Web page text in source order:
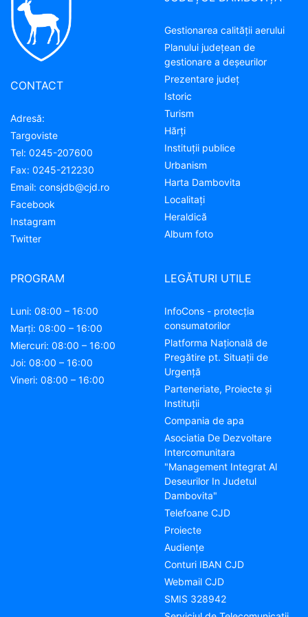
CONTACT
Adresă:
Targoviste
Tel: 0245-207600
Fax: 0245-212230
Email: consjdb@cjd.ro
Facebook
Instagram
Twitter
Gestionarea calității aerului
Planului județean de
gestionare a deșeurilor
Prezentare judeţ
Istoric
Turism
Hărţi
Instituţii publice
Urbanism
Harta Dambovita
Localitaţi
Heraldică
Album foto
LEGĂTURI UTILE
InfoCons - protecția
consumatorilor
Platforma Națională de
Pregătire pt. Situații de
Urgență
Parteneriate, Proiecte și
Instituții
Compania de apa
Asociatia De Dezvoltare
Intercomunitara
"Management Integrat Al
Deseurilor In Judetul
Dambovita"
Telefoane CJD
Proiecte
Audienţe
Conturi IBAN CJD
Webmail CJD
SMIS 328942
PROGRAM
Luni: 08:00 – 16:00
Marți: 08:00 – 16:00
Miercuri: 08:00 – 16:00
Joi: 08:00 – 16:00
Vineri: 08:00 – 16:00